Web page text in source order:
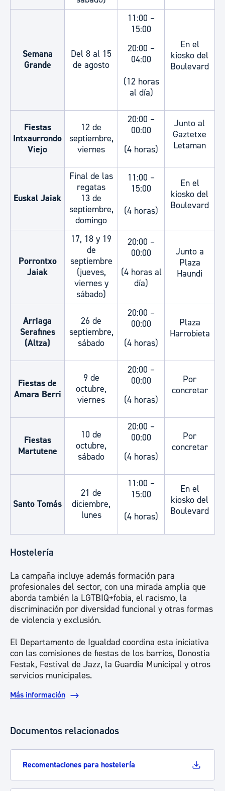
Semana
Grande
Del 8 al 15
de agosto
11:00 –
15:00
20:00 –
04:00
(12 horas
al día)
En el
kiosko del
Boulevard
Fiestas
Intxaurrondo
Viejo
12 de
septiembre,
viernes
20:00 –
00:00
(4 horas)
Junto al
Gaztetxe
Letaman
Euskal Jaiak
Final de las
regatas
13 de
septiembre,
domingo
11:00 –
15:00
(4 horas)
En el
kiosko del
Boulevard
Porrontxo
Jaiak
17, 18 y 19
de
septiembre
(jueves,
viernes y
sábado)
20:00 –
00:00
(4 horas al
día)
Junto a
Plaza
Haundi
Arriaga
Serafines
(Altza)
26 de
septiembre,
sábado
20:00 –
00:00
(4 horas)
Plaza
Harrobieta
Fiestas de
Amara Berri
9 de
octubre,
viernes
20:00 –
00:00
(4 horas)
Por
concretar
Fiestas
Martutene
10 de
octubre,
sábado
20:00 –
00:00
(4 horas)
Por
concretar
Santo Tomás
21 de
diciembre,
lunes
11:00 –
15:00
(4 horas)
En el
kiosko del
Boulevard
Hostelería
La campaña incluye además formación para
profesionales del sector, con una mirada amplia que
aborda también la LGTBIQ+fobia, el racismo, la
discriminación por diversidad funcional y otras formas
de violencia y exclusión.
El Departamento de Igualdad coordina esta iniciativa
con las comisiones de fiestas de los barrios, Donostia
Festak, Festival de Jazz, la Guardia Municipal y otros
servicios municipales.
Más información
Documentos relacionados
Recomentaciones para hostelería